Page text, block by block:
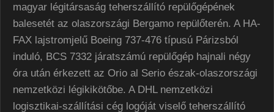
magyar légitársaság teherszállító repülőgépének
balesetét az olaszországi Bergamo repülőterén. A HA-
FAX lajstromjelű Boeing 737-476 típusú Párizsból
induló, BCS 7332 járatszámú repülőgép hajnali négy
óra után érkezett az Orio al Serio észak-olaszországi
nemzetközi légikikötőbe. A DHL nemzetközi
logisztikai-szállítási cég logóját viselő teherszállító